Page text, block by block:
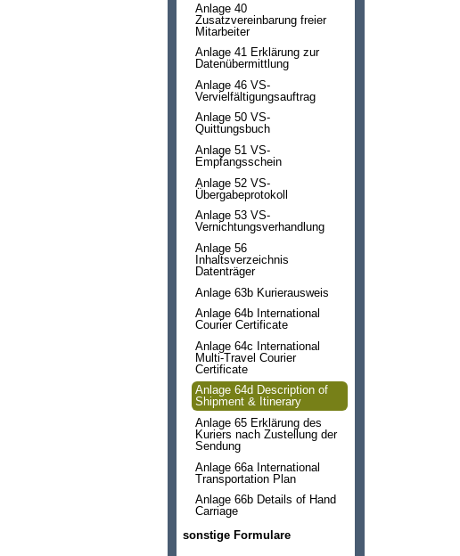
Anlage 40
Zusatzvereinbarung freier
Mitarbeiter
Anlage 41 Erklärung zur
Datenübermittlung
Anlage 46 VS-
Vervielfältigungsauftrag
Anlage 50 VS-
Quittungsbuch
Anlage 51 VS-
Empfangsschein
Anlage 52 VS-
Übergabeprotokoll
Anlage 53 VS-
Vernichtungsverhandlung
Anlage 56
Inhaltsverzeichnis
Datenträger
Anlage 63b Kurierausweis
Anlage 64b International
Courier Certificate
Anlage 64c International
Multi-Travel Courier
Certificate
Anlage 64d Description of
Shipment & Itinerary
Anlage 65 Erklärung des
Kuriers nach Zustellung der
Sendung
Anlage 66a International
Transportation Plan
Anlage 66b Details of Hand
Carriage
sonstige Formulare